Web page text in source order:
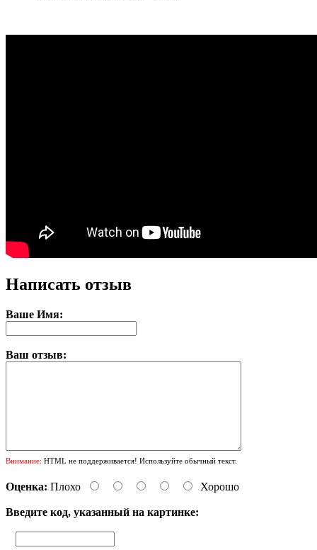
Написать отзыв
Ваше Имя:
Ваш отзыв:
Внимание: HTML не поддерживается! Используйте обычный текст.
Оценка: Плохо Хорошо
Введите код, указанный на картинке: